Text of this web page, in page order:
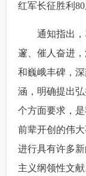
旅游
金融
富媒体
红军长征胜利
通知指出，
邃、催人奋进
和巍峨丰碑，
涵，明确提出
个方面要求，
前辈开创的伟
进行具有许多
主义纲领性文